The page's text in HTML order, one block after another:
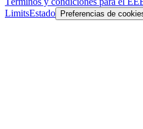
LimitsEstado Preferencias de